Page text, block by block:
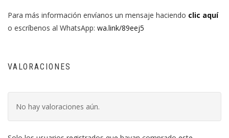
Para más información envíanos un mensaje haciendo clic aquí
o escríbenos al WhatsApp: wa.link/89eej5
VALORACIONES
No hay valoraciones aún.